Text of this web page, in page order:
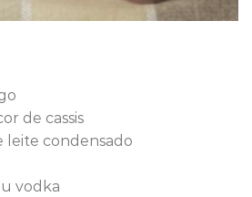
de cassis
leite condensado
vodka